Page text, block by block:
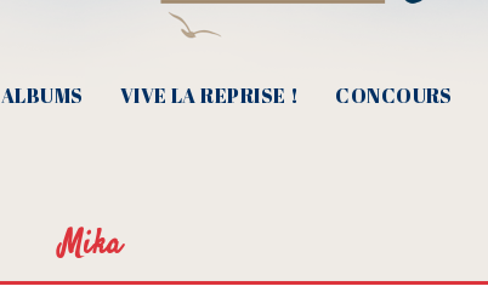
ALBUMS VIVE LA REPRISE ! CONCOURS
Mika